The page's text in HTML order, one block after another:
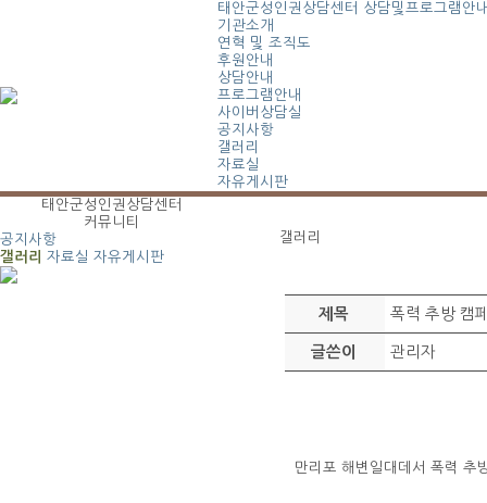
태안군성인권상담센터
상담및프로그램안
기관소개
연혁 및 조직도
후원안내
상담안내
프로그램안내
사이버상담실
공지사항
갤러리
자료실
자유게시판
태안군성인권상담센터
커뮤니티
공지사항
갤러리
자료실 자유게시판
갤러리
제목 폭력 추방 캠
글쓴이 관리자
만리포 해변일대데서 폭력 추